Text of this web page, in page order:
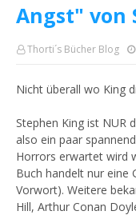
Angst" von
Thorti´s Bücher Blog
Nicht überall wo King
Stephen King ist NUR
also ein paar
Horrors erwartet wird
Buch handelt nur eine
Vorwort). Weitere
Hill, Arthur Conan